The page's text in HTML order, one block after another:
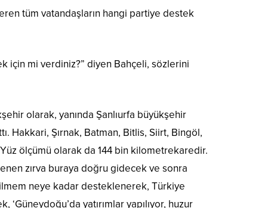
tüm vatandaşların hangi partiye destek
için mi verdiniz?” diyen Bahçeli, sözlerini
olarak, yanında Şanlıurfa büyükşehir
Hakkari, Şırnak, Batman, Bitlis, Siirt, Bingöl,
ölçümü olarak da 144 bin kilometrekaredir.
zırva buraya doğru gidecek ve sonra
neye kadar desteklenerek, Türkiye
yatırımlar yapılıyor, huzur